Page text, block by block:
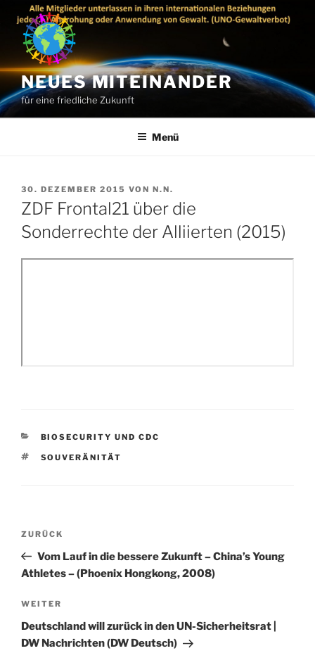
Inhalt
springen
NEUES MITEINANDER
für eine friedliche Zukunft
Menü
VERÖFFENTLICHT
AM
30. DEZEMBER 2015 VON N.N.
ZDF Frontal21 über die
Sonderrechte der Alliierten (2015)
KATEGORIEN
BIOSECURITY UND CDC
SCHLAGWÖRTER
SOUVERÄNITÄT
Beitragsnavigation
Vorheriger
Beitrag
ZURÜCK
Vom Lauf in die bessere Zukunft – China’s Young
Athletes – (Phoenix Hongkong, 2008)
Nächster
Beitrag
WEITER
Deutschland will zurück in den UN-Sicherheitsrat |
DW Nachrichten (DW Deutsch)